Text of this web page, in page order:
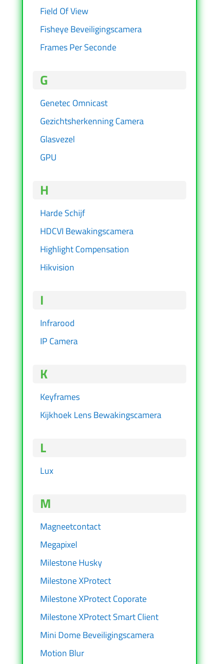
Field Of View
Fisheye Beveiligingscamera
Frames Per Seconde
G
Genetec Omnicast
Gezichtsherkenning Camera
Glasvezel
GPU
H
Harde Schijf
HDCVI Bewakingscamera
Highlight Compensation
Hikvision
I
Infrarood
IP Camera
K
Keyframes
Kijkhoek Lens Bewakingscamera
L
Lux
M
Magneetcontact
Megapixel
Milestone Husky
Milestone XProtect
Milestone XProtect Coporate
Milestone XProtect Smart Client
Mini Dome Beveiligingscamera
Motion Blur